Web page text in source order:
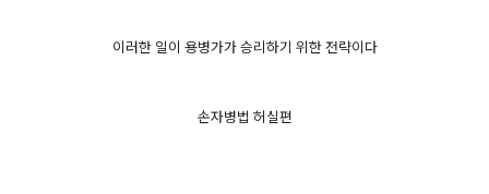
이러한 일이 용병가가 승리하기 위한 전략이다
손자병법 허실편